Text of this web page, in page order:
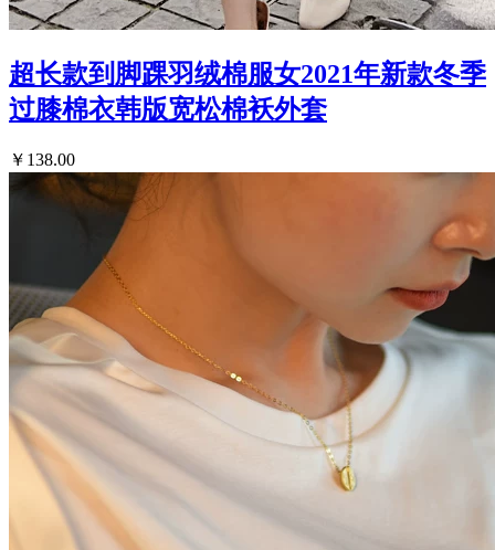
超长款到脚踝羽绒棉服女2021年新款冬季
过膝棉衣韩版宽松棉袄外套
￥138.00